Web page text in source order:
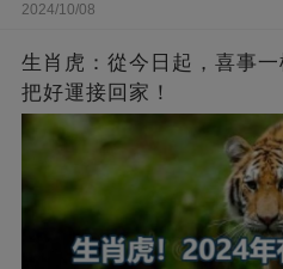
2024/10/08
生肖虎：從今日起，喜事一
把好運接回家！